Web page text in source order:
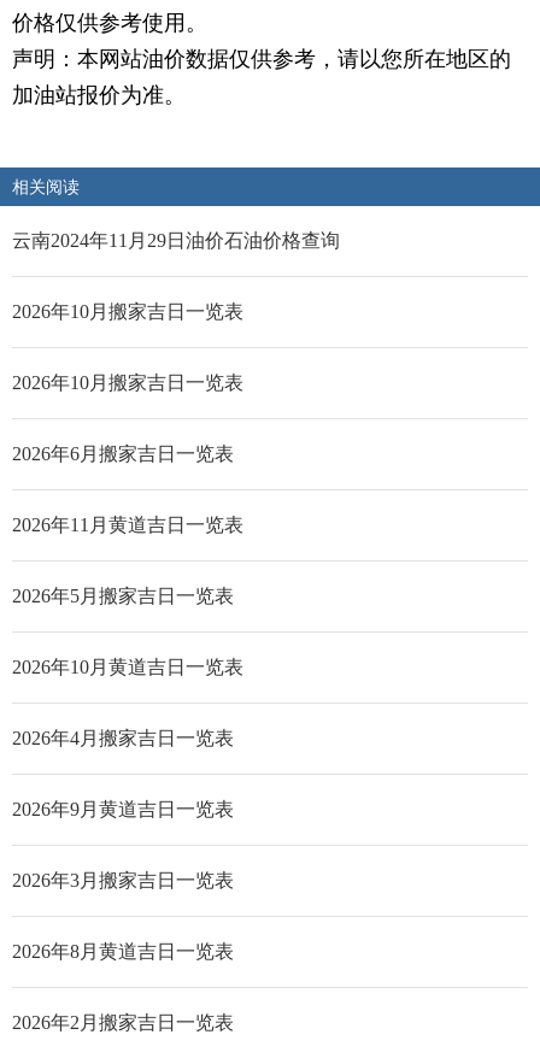
价格仅供参考使用。
声明：本网站油价数据仅供参考，请以您所在地区的
加油站报价为准。
相关阅读
云南2024年11月29日油价石油价格查询
2026年10月搬家吉日一览表
2026年10月搬家吉日一览表
2026年6月搬家吉日一览表
2026年11月黄道吉日一览表
2026年5月搬家吉日一览表
2026年10月黄道吉日一览表
2026年4月搬家吉日一览表
2026年9月黄道吉日一览表
2026年3月搬家吉日一览表
2026年8月黄道吉日一览表
2026年2月搬家吉日一览表